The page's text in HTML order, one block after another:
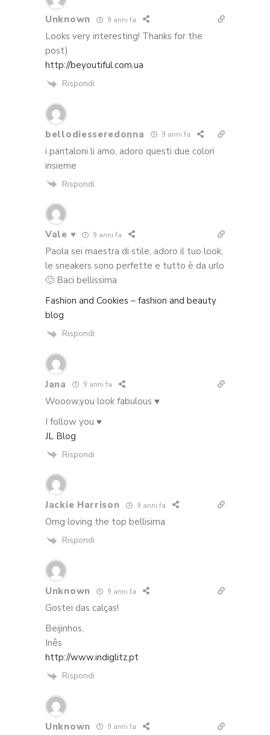
Unknown 9 anni fa
Looks very interesting! Thanks for the
post)
http://beyoutiful.com.ua
Rispondi
bellodiesseredonna 9 anni fa
i pantaloni li amo, adoro questi due colori
insieme
Rispondi
Vale ♥ 9 anni fa
Paola sei maestra di stile, adoro il tuo look,
le sneakers sono perfette e tutto è da urlo
🙂 Baci bellissima
Fashion and Cookies – fashion and beauty
blog
Rispondi
Jana 9 anni fa
Wooow,you look fabulous ♥
I follow you ♥
JL Blog
Rispondi
Jackie Harrison 9 anni fa
Omg loving the top bellisima.
Rispondi
Unknown 9 anni fa
Gostei das calças!
Beijinhos,
Inês
http://www.indiglitz.pt
Rispondi
Unknown 9 anni fa